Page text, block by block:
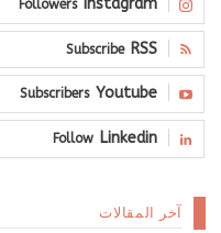
Instagram
Followers
RSS
Subscribe
Youtube
Subscribers
Linkedin
Follow
آخر المقالات